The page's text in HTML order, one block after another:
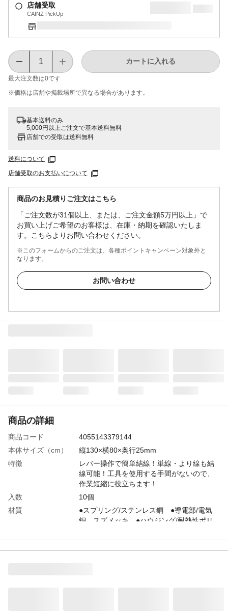
店舗受取
CAINZ PickUp
最大注文数は0です
カートに入れる
※価格は​店舗や​掲載場所で​異なる​場合が​あります。
基本送料のみ
5,000円以上ご注文で基本送料無料
店舗での受取は送料無料
送料について
店舗受取のお支払いについて
商品のお見積りご注文はこちら
「ご注文数が31個以上、または、ご注文金額5万円以上」で
お買い上げご希望のお客様は、在庫・納期を確認いたしま
す。こちらよりお問い合わせください。
※このフォームからのご注文は、各種ポイントキャンペーン対象外と
なります。
お問い合わせ
商品の詳細
商品コード
4055143379144
本体サイズ（cm）
縦130×横80×奥行25mm
特徴
レバー操作で簡単結線！単線・より線も結
線可能！工具を使用する手間がないので、
作業短縮に役立ちます！
入数
10個
材質
●スプリング/ステンレス鋼 ●導電部/電気
銅、スズメッキ ●ハウジング/耐熱性ポリ